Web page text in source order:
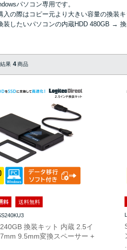
パソコン専用です。
入の際はコピー元より大きい容量の換装キ
装したいパソコンの内蔵HDD 480GB →
果 4商品
送料無料
換装キット 内蔵 2.5イ
9.5mm変換スペーサー +